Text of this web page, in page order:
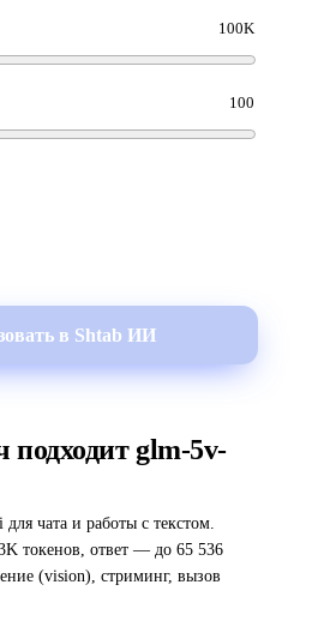
100K
100
в Shtab ИИ
подходит glm-5v-
чата и работы с текстом.
токенов, ответ — до 65 536
(vision), стриминг, вызов